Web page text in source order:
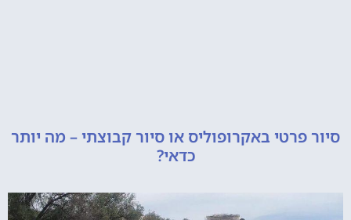
באקרופוליס או סיור קבוצתי – מה יותר